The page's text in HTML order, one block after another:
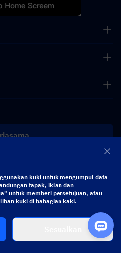
PTE.LTD. All Rights Reserved.
kuki untuk mengumpul data
tapak, iklan dan
untuk memberi persetujuan, atau
kuki di bahagian kaki.